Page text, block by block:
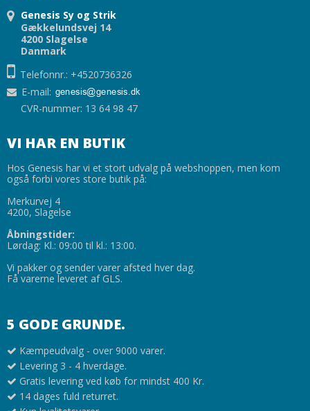
Genesis Sy og Strik
Gækkelundsvej 14
4200 Slagelse
Danmark
Telefonnr.: +4520736326
E-mail:
CVR-nummer: 13 64 98 47
VI HAR EN BUTIK
Hos Genesis har vi et stort udvalg på webshoppen, men kom
også forbi vores store butik på:
Merkurvej 4
4200, Slagelse
Åbningstider:
Lørdag: Kl.: 09:00 til kl.: 13:00.
Vi pakker og sender varer afsted hver dag.
Få varerne leveret af GLS.
5 GODE GRUNDE.
Kæmpeudvalg - over 9000 varer.
Levering 3 - 4 hverdage.
Gratis levering ved køb for mindst 400 Kr.
14 dages fuld returret.